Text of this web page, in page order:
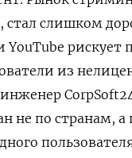
стал слишком
рискует
из
не по странам,